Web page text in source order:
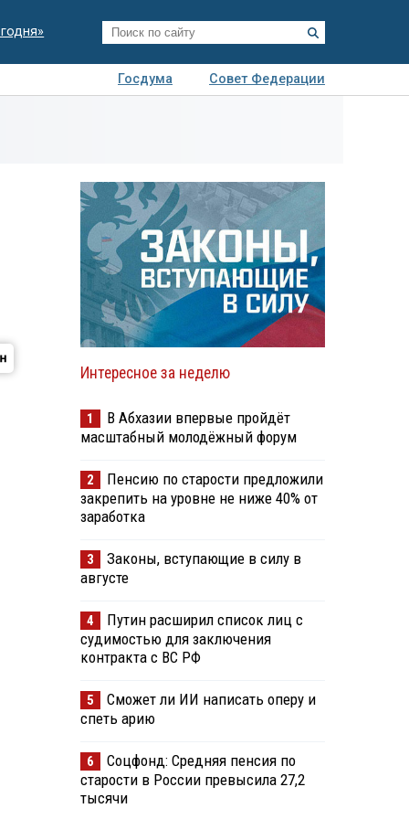
Госдума
Совет Федерации
Интересное за неделю
1
В Абхазии впервые пройдёт
масштабный молодёжный форум
2
Пенсию по старости предложили
закрепить на уровне не ниже 40% от
заработка
3
Законы, вступающие в силу в
августе
4
Путин расширил список лиц с
судимостью для заключения
контракта с ВС РФ
5
Сможет ли ИИ написать оперу и
спеть арию
6
Соцфонд: Средняя пенсия по
старости в России превысила 27,2
тысячи